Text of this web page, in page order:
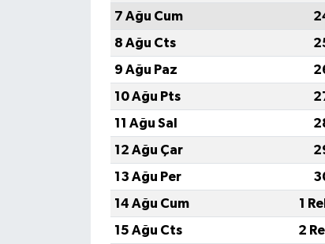
7 Ağu Cum
8 Ağu Cts
9 Ağu Paz
10 Ağu Pts
11 Ağu Sal
12 Ağu Çar
13 Ağu Per
14 Ağu Cum
1
15 Ağu Cts
2